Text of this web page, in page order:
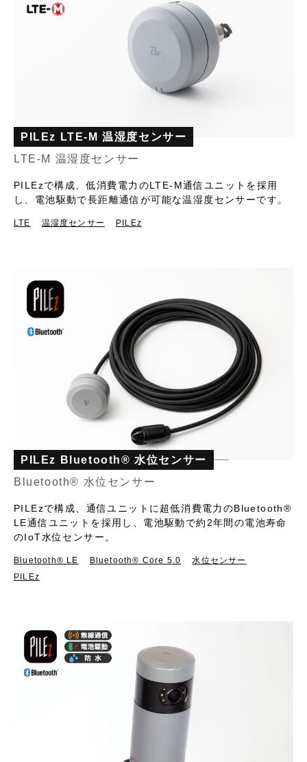
PILEz LTE-M 温湿度センサー
LTE-M 温湿度センサー
PILEzで構成、低消費電力のLTE-M通信ユニットを採用
し、電池駆動で長距離通信が可能な温湿度センサーです。
LTE 温湿度センサー PILEz
PILEz Bluetooth® 水位センサー
Bluetooth® 水位センサー
PILEzで構成、通信ユニットに超低消費電力のBluetooth®
LE通信ユニットを採用し、電池駆動で約2年間の電池寿命
のIoT水位センサー。
Bluetooth®︎ LE Bluetooth® Core 5.0
水位センサー
PILEz